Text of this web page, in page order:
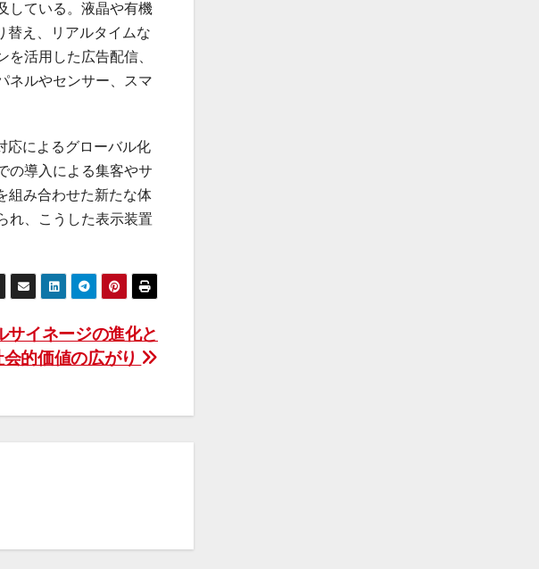
している。液晶や有機
替え、リアルタイムな
活用した広告配信、
ネルやセンサー、スマ
応によるグローバル化
の導入による集客やサ
組み合わせた新たな体
れ、こうした表示装置
サイネージの進化と
会的価値の広がり